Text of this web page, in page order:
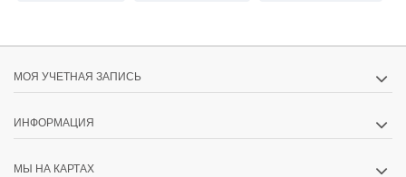
МОЯ УЧЕТНАЯ ЗАПИСЬ
ИНФОРМАЦИЯ
МЫ НА КАРТАХ